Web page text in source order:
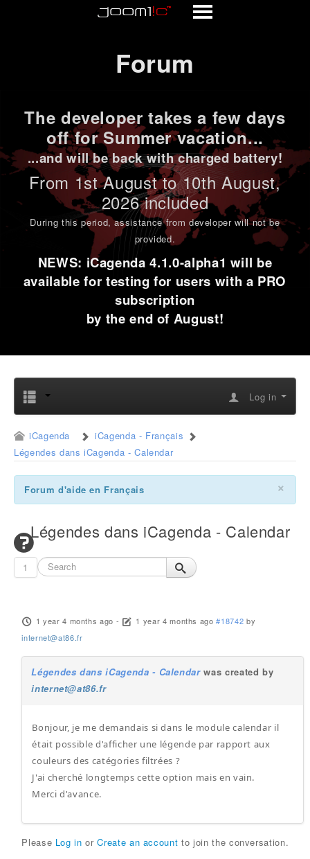
Forum
The developer takes a few days
off for Summer vacation...
...and will be back with charged battery!
From 1stAugust to 10th August,
2026 included
During this period,assistance from developer will not be
provided.
NEWS: iCagenda 4.1.0-alpha1 will be
available for testing for users with a PRO
subscription
by the end of August!
Log in
iCagenda
iCagenda - Français
Légendes dans iCagenda - Calendar
×
Forum d'aide en Français
Légendes dans iCagenda - Calendar
1
1 year 4 months ago - 1 year 4 months ago #18742 by
internet@at86.fr
Légendes dans iCagenda - Calendarwas created by
internet@at86.fr
Bonjour, je me demandais si dans le module calendar il
était possible d'afficher une légende par rapport aux
couleurs des catégories filtrées ?
J'ai cherché longtemps cette option mais en vain.
Merci d'avance.
Please Log in orCreate an account to join the conversation.